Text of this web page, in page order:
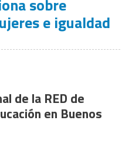
sobre
e igualdad
de la RED de
en Buenos